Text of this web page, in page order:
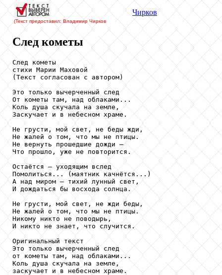
(Текст предоставил: Владимир Чирков
Чирков
След кометы
След кометы
стихи Марии Маховой
(Текст согласован с автором)
Это только вычерченный след
От кометы там, над облаками...
Коль душа скучала на земле,
Заскучает и в небесном храме.
Не грусти, мой свет, не беды жди,
Не жалей о том, что мы не птицы.
Не вернуть прошедшие дожди –
Что прошло, уже не повторится.
Остаётся – уходящим вслед
Помолиться... (маятник качнётся...)
А над миром – тихий лунный свет,
И дождаться бы восхода солнца.
Не грусти, мой свет, не жди беды,
Не жалей о том, что мы не птицы.
Никому никто не поводырь,
И никто не знает, что случится.
Оригинальный текст
Это только вычерченный след
от кометы там, над облаками...
Коль душа скучала на земле,
заскучает и в небесном храме.